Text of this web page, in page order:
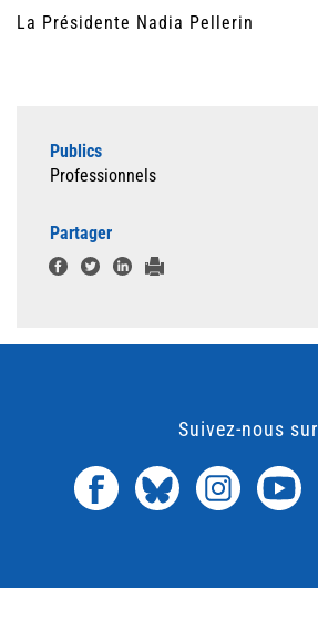
La Présidente Nadia Pellerin
Publics
Professionnels
Partager
Suivez-nous sur